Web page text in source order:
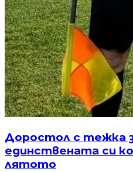
Доростол с тежка
единствената си
лятото